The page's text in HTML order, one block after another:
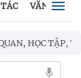
VĂN BẢN
ĐỔI KINH